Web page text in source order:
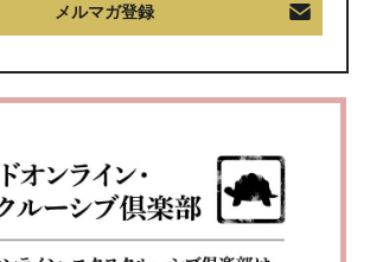
メルマガ登録